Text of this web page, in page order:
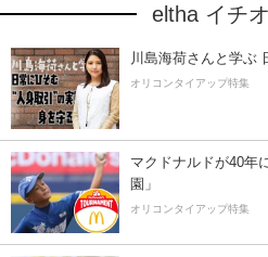
eltha イチ
川島海荷さんと学ぶ
オリコンタイアップ特集
マクドナルドが40年
園」
オリコンタイアップ特集